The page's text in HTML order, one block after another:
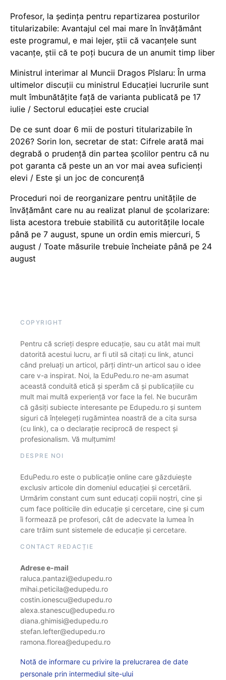
Profesor, la ședința pentru repartizarea posturilor
titularizabile: Avantajul cel mai mare în învățământ
este programul, e mai lejer, știi că vacanțele sunt
vacanţe, știi că te poți bucura de un anumit timp liber
Ministrul interimar al Muncii Dragos Pîslaru: În urma
ultimelor discuții cu ministrul Educației lucrurile sunt
mult îmbunătățite față de varianta publicată pe 17
iulie / Sectorul educației este crucial
De ce sunt doar 6 mii de posturi titularizabile în
2026? Sorin Ion, secretar de stat: Cifrele arată mai
degrabă o prudență din partea școlilor pentru că nu
pot garanta că peste un an vor mai avea suficienți
elevi / Este și un joc de concurență
Proceduri noi de reorganizare pentru unitățile de
învățământ care nu au realizat planul de școlarizare:
lista acestora trebuie stabilită cu autoritățile locale
până pe 7 august, spune un ordin emis miercuri, 5
august / Toate măsurile trebuie încheiate până pe 24
august
COPYRIGHT
Pentru că scrieți despre educație, sau cu atât mai mult
datorită acestui lucru, ar fi util să citați cu link, atunci
când preluați un articol, părți dintr-un articol sau o idee
care v-a inspirat. Noi, la EduPedu.ro ne-am asumat
această conduită etică și sperăm că și publicațiile cu
mult mai multă experiență vor face la fel. Ne bucurăm
că găsiți subiecte interesante pe Edupedu.ro și suntem
siguri că înțelegeți rugămintea noastră de a cita sursa
(cu link), ca o declarație reciprocă de respect și
profesionalism. Vă mulțumim!
DESPRE NOI
EduPedu.ro este o publicație online care găzduiește
exclusiv articole din domeniul educației și cercetării.
Urmărim constant cum sunt educați copiii noștri, cine și
cum face politicile din educație și cercetare, cine și cum
îi formează pe profesori, cât de adecvate la lumea în
care trăim sunt sistemele de educație și cercetare.
CONTACT REDACȚIE
Adrese e-mail
raluca.pantazi@edupedu.ro
mihai.peticila@edupedu.ro
costin.ionescu@edupedu.ro
alexa.stanescu@edupedu.ro
diana.ghimisi@edupedu.ro
stefan.lefter@edupedu.ro
ramona.florea@edupedu.ro
Notă de informare cu privire la prelucrarea de date
personale prin intermediul site-ului